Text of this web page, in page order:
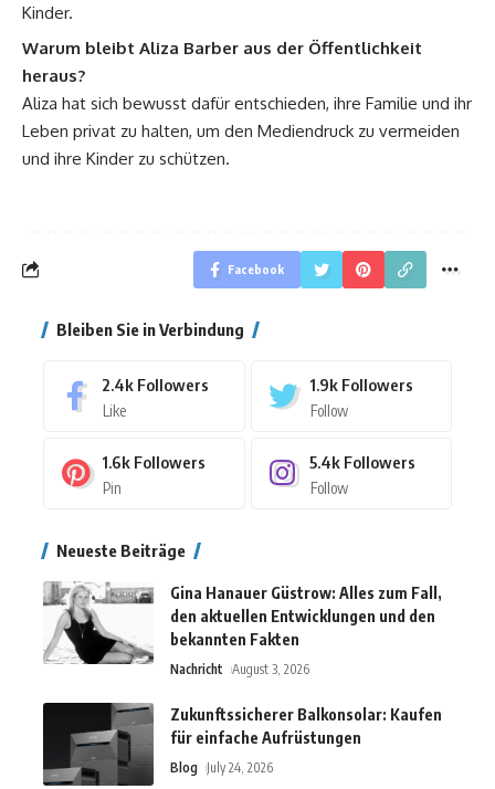
Kinder.
Warum bleibt Aliza Barber aus der Öffentlichkeit
heraus?
Aliza hat sich bewusst dafür entschieden, ihre Familie und ihr
Leben privat zu halten, um den Mediendruck zu vermeiden
und ihre Kinder zu schützen.
Facebook
Bleiben Sie in Verbindung
2.4k Followers
Like
1.9k Followers
Follow
1.6k Followers
Pin
5.4k Followers
Follow
Neueste Beiträge
Gina Hanauer Güstrow: Alles zum Fall,
den aktuellen Entwicklungen und den
bekannten Fakten
Nachricht August 3, 2026
Zukunftssicherer Balkonsolar: Kaufen
für einfache Aufrüstungen
Blog July 24, 2026